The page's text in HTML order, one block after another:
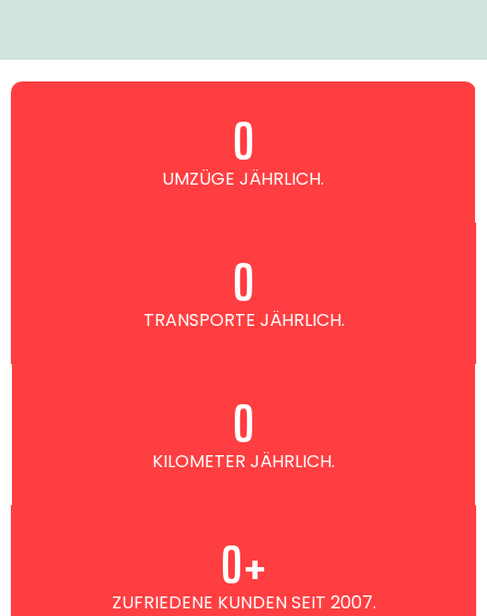
UMZÜGE JÄHRLICH.
0
TRANSPORTE JÄHRLICH.
0
KILOMETER JÄHRLICH.
0
ZUFRIEDENE KUNDEN SEIT 2007.
0+